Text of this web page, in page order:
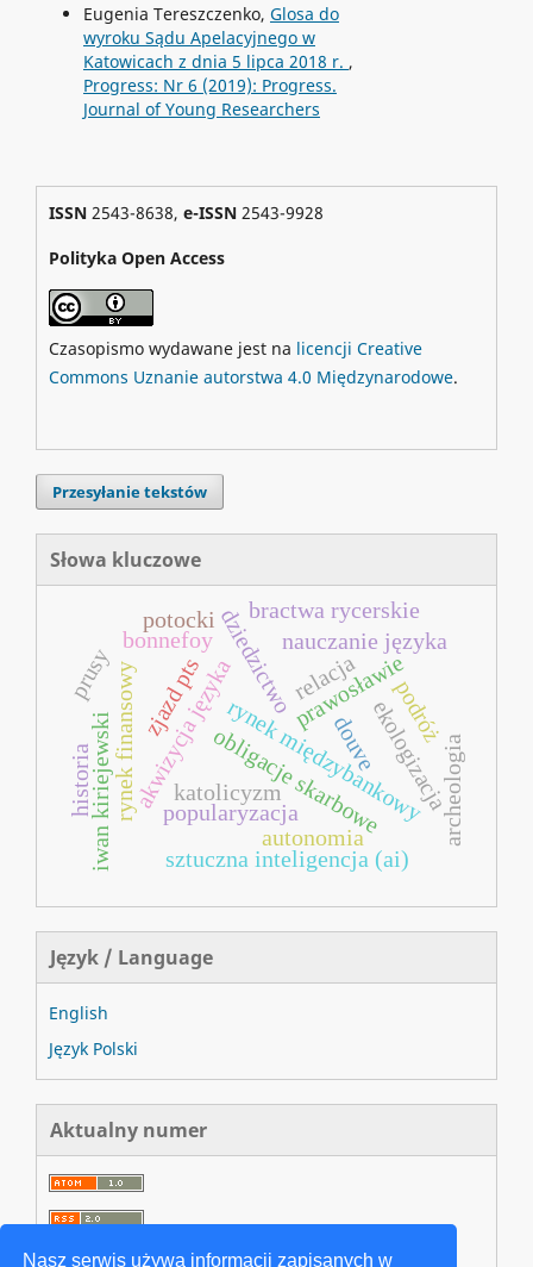
Nasz serwis używa informacji zapisanych w
Eugenia Tereszczenko, Glosa do
wyroku Sądu Apelacyjnego w
Katowicach z dnia 5 lipca 2018 r. ,
Progress: Nr 6 (2019): Progress.
Journal of Young Researchers
ISSN2543-8638, e-ISSN 2543-9928
Polityka Open Access
Czasopismo wydawane jest na licencji Creative
Commons Uznanie autorstwa 4.0 Międzynarodowe.
Przesyłanie tekstów
Słowa kluczowe
rynek międzybankowy
prawosławie
akwizycja języka
nauczanie języka
ekologizacja
rynek finansowy obligacje skarbowe
katolicyzm
iwan kiriejewski archeologia
popularyzacja
dziedzictwo
zjazd pts
autonomia
bractwa rycerskie
bonnefoy
podróż
potocki
relacja
historia
sztuczna inteligencja (ai)
douve
prusy
Język / Language
English
Język Polski
Aktualny numer